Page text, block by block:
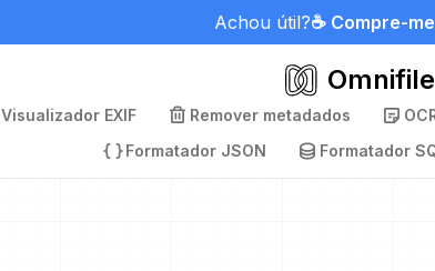
Achou útil?☕ Compre-
Omnifile
Visualizador EXIF Remover metadados
Formatador JSON
Formatador